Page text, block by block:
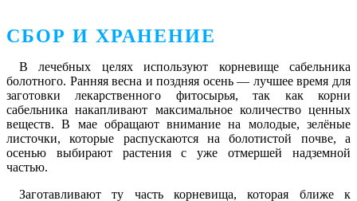
СБОР И ХРАНЕНИЕ
В лечебных целях используют корневище сабельника
болотного. Ранняя весна и поздняя осень — лучшее время для
заготовки лекарственного фитосырья, так как корни
сабельника накапливают максимальное количество ценных
веществ. В мае обращают внимание на молодые, зелёные
листочки, которые распускаются на болотистой почве, а
осенью выбирают растения с уже отмершей надземной
частью.
Заготавливают ту часть корневища, которая ближе к